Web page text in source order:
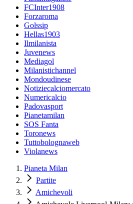
FCInter1908
Forzaroma
Golssip
Hellas1903
Ilmilanista
Juvenews
Mediagol
Milanistichannel
Mondoudinese
Notiziecalciomercato
Numericalcio
Padovasport
Pianetamilan
SOS Fanta
Toronews
Tuttobolognaweb
Violanews
Pianeta Milan
Partite
Amichevoli